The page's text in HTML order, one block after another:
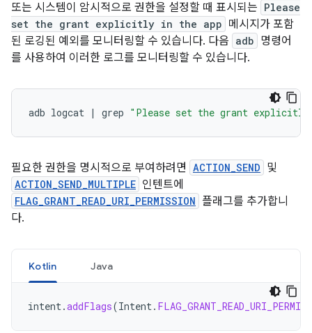
또는 시스템이 암시적으로 권한을 설정할 때 표시되는 Please
set the grant explicitly in the app 메시지가 포함
된 로깅된 예외를 모니터링할 수 있습니다. 다음 adb 명령어
를 사용하여 이러한 로그를 모니터링할 수 있습니다.
adb logcat | grep "Please set the grant
필요한 권한을 명시적으로 부여하려면 ACTION_SEND 및
ACTION_SEND_MULTIPLE 인텐트에
FLAG_GRANT_READ_URI_PERMISSION 플래그를 추가합니
다.
Kotlin Java
intent.addFlags(Intent.